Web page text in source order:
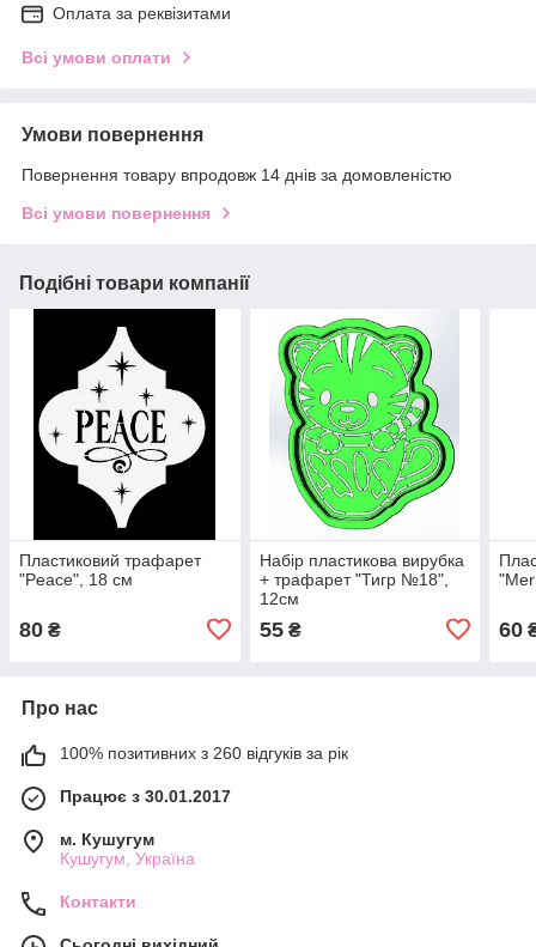
Оплата за реквізитами
Всі умови оплати
Умови повернення
Повернення товару впродовж 14 днів за домовленістю
Всі умови повернення
Подібні товари компанії
Пластиковий трафарет
"Peace", 18 см
80 ₴
Набір пластикова вирубка
+ трафарет "Тигр №18",
12см
55₴ 60
Про нас
100% позитивних з 260 відгуків за рік
Працює з 30.01.2017
м. Кушугум
Кушугум, Україна
Контакти